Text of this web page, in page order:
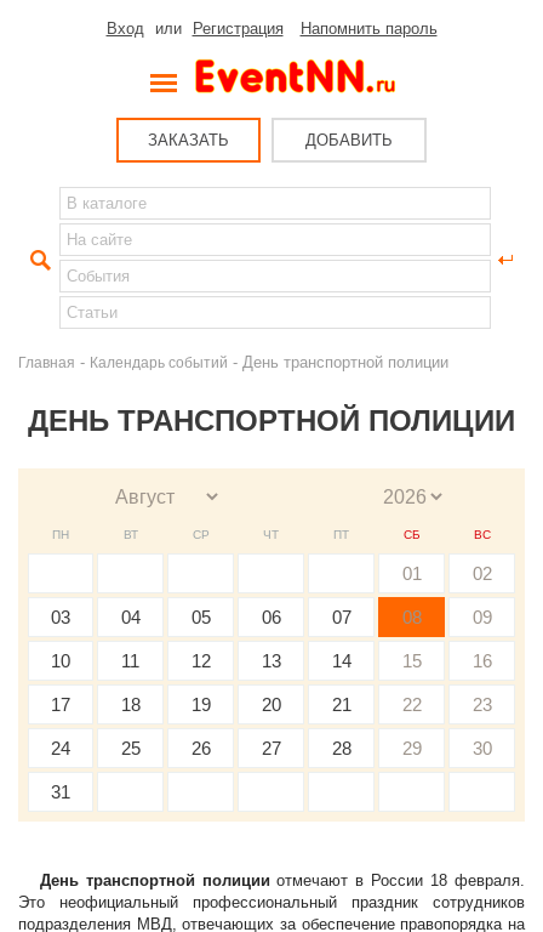
Вход или Регистрация Напомнить пароль
ЗАКАЗАТЬ ДОБАВИТЬ
Главная - Календарь событий - День транспортной полиции
ДЕНЬ ТРАНСПОРТНОЙ ПОЛИЦИИ
ПН ВТ СР ЧТ ПТ СБ ВС
01 02
03 04 05 06 07 08 09
10 11 12 13 14 15 16
17 18 19 20 21 22 23
24 25 26 27 28 29 30
31
День транспортной полиции отмечают в России 18 февраля.
Это неофициальный профессиональный праздник сотрудников
подразделения МВД, отвечающих за обеспечение правопорядка на